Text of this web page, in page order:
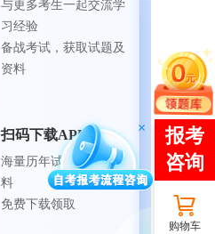
与更多考生一起交流学
习经验
备战考试，获取试题及
资料
扫码下载APP
海量历年试题、备考资
料
免费下载领取
购物车